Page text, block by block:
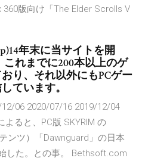
360版向け「The Elder Scrolls V
年末に当サイトを開
れまでに200本以上のゲ
り、それ以外にもPCゲー
ています。
06 2020/07/16 2019/12/04
ると、PC版 SKYRIM の
ンツ）「Dawnguard」の日本
した。との事。 Bethsoft.com